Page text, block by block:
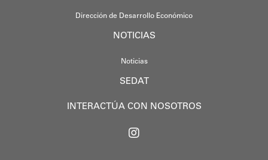
Dirección de Desarrollo Económico
NOTICIAS
Noticias
SEDAT
INTERACTÚA CON NOSOTROS